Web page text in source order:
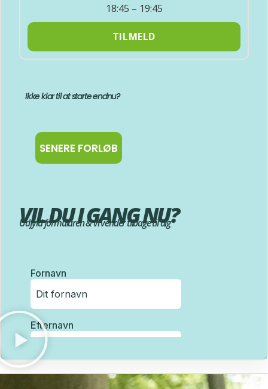
18:45 – 19:45
TILMELD
Ikke klar til at starte endnu?
SENERE FORLØB
VIL DU I GANG NU?
Udfyld formularen & vi vender tilbage til dig